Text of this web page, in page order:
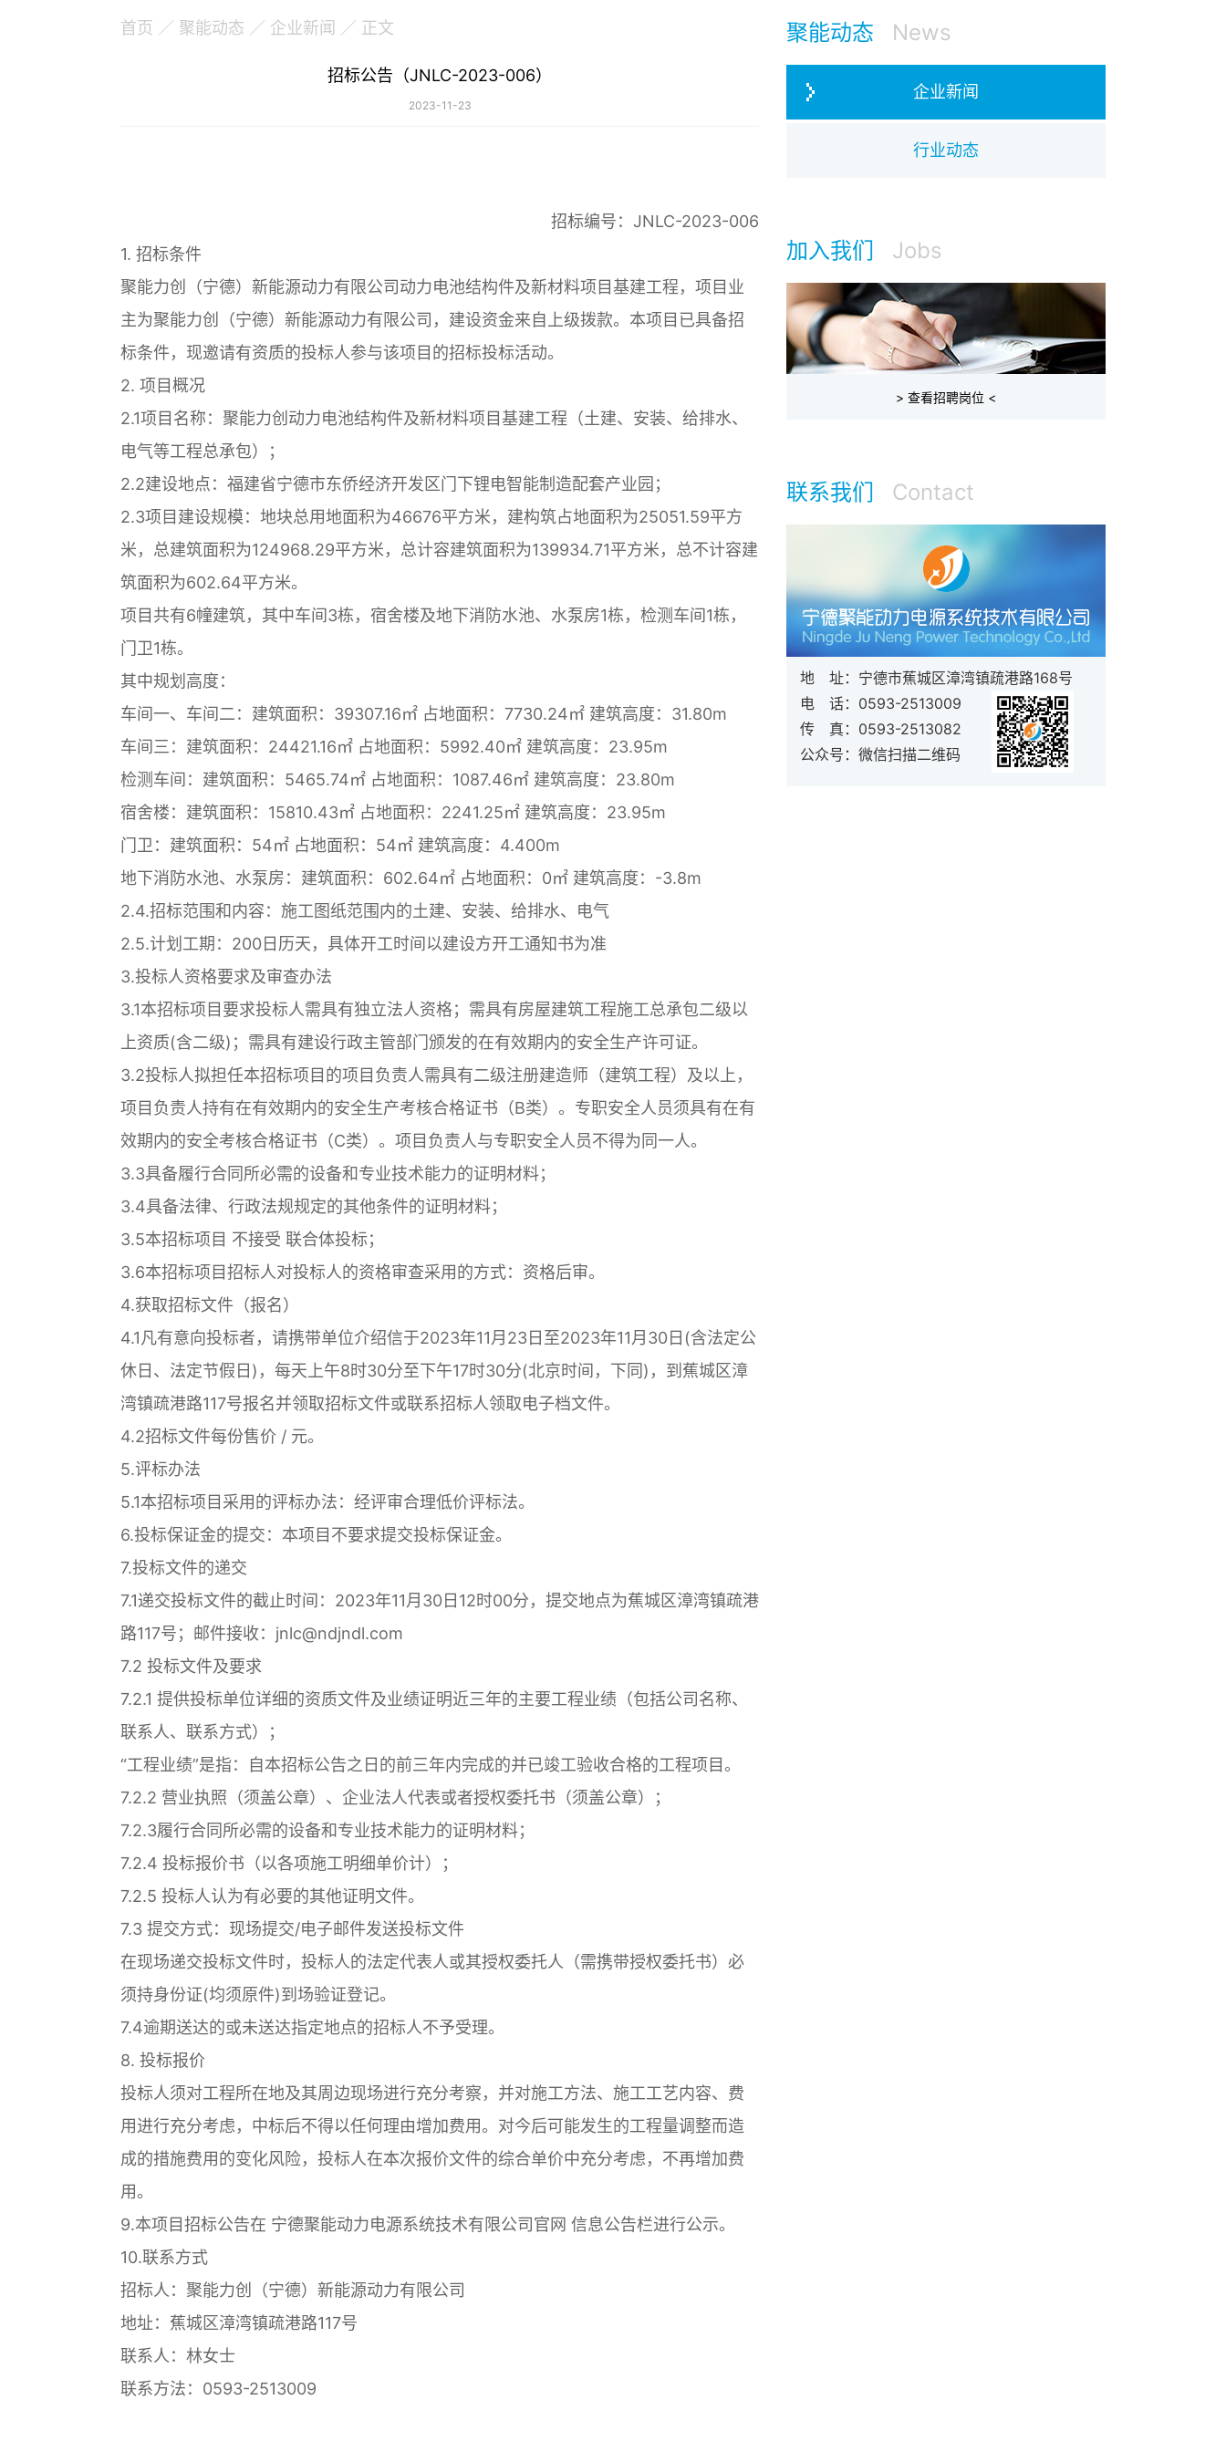
首页 ／ 聚能动态 ／ 企业新闻 ／ 正文
招标公告（JNLC-2023-006）
2023-11-23
招标编号：JNLC-2023-006
1. 招标条件
聚能力创（宁德）新能源动力有限公司动力电池结构件及新材料项目基建工程，项目业
主为聚能力创（宁德）新能源动力有限公司，建设资金来自上级拨款。本项目已具备招
标条件，现邀请有资质的投标人参与该项目的招标投标活动。
2. 项目概况
2.1项目名称：聚能力创动力电池结构件及新材料项目基建工程（土建、安装、给排水、
电气等工程总承包）；
2.2建设地点：福建省宁德市东侨经济开发区门下锂电智能制造配套产业园；
2.3项目建设规模：地块总用地面积为46676平方米，建构筑占地面积为25051.59平方
米，总建筑面积为124968.29平方米，总计容建筑面积为139934.71平方米，总不计容建
筑面积为602.64平方米。
项目共有6幢建筑，其中车间3栋，宿舍楼及地下消防水池、水泵房1栋，检测车间1栋，
门卫1栋。
其中规划高度：
车间一、车间二：建筑面积：39307.16㎡ 占地面积：7730.24㎡ 建筑高度：31.80m
车间三：建筑面积：24421.16㎡ 占地面积：5992.40㎡ 建筑高度：23.95m
检测车间：建筑面积：5465.74㎡ 占地面积：1087.46㎡ 建筑高度：23.80m
宿舍楼：建筑面积：15810.43㎡ 占地面积：2241.25㎡ 建筑高度：23.95m
门卫：建筑面积：54㎡ 占地面积：54㎡ 建筑高度：4.400m
地下消防水池、水泵房：建筑面积：602.64㎡ 占地面积：0㎡ 建筑高度：-3.8m
2.4.招标范围和内容：施工图纸范围内的土建、安装、给排水、电气
2.5.计划工期：200日历天，具体开工时间以建设方开工通知书为准
3.投标人资格要求及审查办法
3.1本招标项目要求投标人需具有独立法人资格；需具有房屋建筑工程施工总承包二级以
上资质(含二级)；需具有建设行政主管部门颁发的在有效期内的安全生产许可证。
3.2投标人拟担任本招标项目的项目负责人需具有二级注册建造师（建筑工程）及以上，
项目负责人持有在有效期内的安全生产考核合格证书（B类）。专职安全人员须具有在有
效期内的安全考核合格证书（C类）。项目负责人与专职安全人员不得为同一人。
3.3具备履行合同所必需的设备和专业技术能力的证明材料；
3.4具备法律、行政法规规定的其他条件的证明材料；
3.5本招标项目 不接受 联合体投标；
3.6本招标项目招标人对投标人的资格审查采用的方式：资格后审。
4.获取招标文件（报名）
4.1凡有意向投标者，请携带单位介绍信于2023年11月23日至2023年11月30日(含法定公
休日、法定节假日)，每天上午8时30分至下午17时30分(北京时间，下同)，到蕉城区漳
湾镇疏港路117号报名并领取招标文件或联系招标人领取电子档文件。
4.2招标文件每份售价 / 元。
5.评标办法
5.1本招标项目采用的评标办法：经评审合理低价评标法。
6.投标保证金的提交：本项目不要求提交投标保证金。
7.投标文件的递交
7.1递交投标文件的截止时间：2023年11月30日12时00分，提交地点为蕉城区漳湾镇疏港
路117号；邮件接收：jnlc@ndjndl.com
7.2 投标文件及要求
7.2.1 提供投标单位详细的资质文件及业绩证明近三年的主要工程业绩（包括公司名称、
联系人、联系方式）；
“工程业绩”是指：自本招标公告之日的前三年内完成的并已竣工验收合格的工程项目。
7.2.2 营业执照（须盖公章）、企业法人代表或者授权委托书（须盖公章）；
7.2.3履行合同所必需的设备和专业技术能力的证明材料；
7.2.4 投标报价书（以各项施工明细单价计）；
7.2.5 投标人认为有必要的其他证明文件。
7.3 提交方式：现场提交/电子邮件发送投标文件
在现场递交投标文件时，投标人的法定代表人或其授权委托人（需携带授权委托书）必
须持身份证(均须原件)到场验证登记。
7.4逾期送达的或未送达指定地点的招标人不予受理。
8. 投标报价
投标人须对工程所在地及其周边现场进行充分考察，并对施工方法、施工工艺内容、费
用进行充分考虑，中标后不得以任何理由增加费用。对今后可能发生的工程量调整而造
成的措施费用的变化风险，投标人在本次报价文件的综合单价中充分考虑，不再增加费
用。
9.本项目招标公告在 宁德聚能动力电源系统技术有限公司官网 信息公告栏进行公示。
10.联系方式
招标人：聚能力创（宁德）新能源动力有限公司
地址：蕉城区漳湾镇疏港路117号
联系人：林女士
联系方法：0593-2513009
聚能动态 News
企业新闻
行业动态
加入我们 Jobs
> 查看招聘岗位 <
联系我们 Contact
地 址： 宁德市蕉城区漳湾镇疏港路168号
电
话： 0593-2513009
传
真： 0593-2513082
公众号： 微信扫描二维码